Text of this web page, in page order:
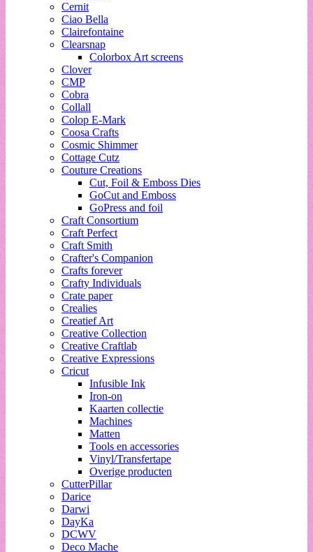
Cernit
Ciao Bella
Clairefontaine
Clearsnap
Colorbox Art screens
Clover
CMP
Cobra
Collall
Colop E-Mark
Coosa Crafts
Cosmic Shimmer
Cottage Cutz
Couture Creations
Cut, Foil & Emboss Dies
GoCut and Emboss
GoPress and foil
Craft Consortium
Craft Perfect
Craft Smith
Crafter's Companion
Crafts forever
Crafty Individuals
Crate paper
Crealies
Creatief Art
Creative Collection
Creative Craftlab
Creative Expressions
Cricut
Infusible Ink
Iron-on
Kaarten collectie
Machines
Matten
Tools en accessories
Vinyl/Transfertape
Overige producten
CutterPillar
Darice
Darwi
DayKa
DCWV
Deco Mache